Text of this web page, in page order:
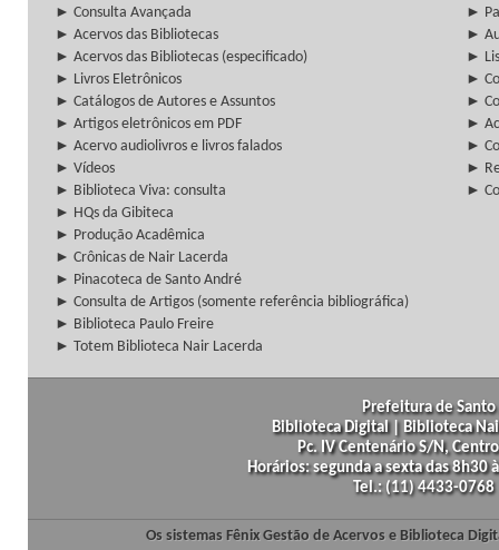
► Consulta Avançada
►
► Acervos das Bibliotecas
►
► Acervos das Bibliotecas (especificado)
►
► Livros Eletrônicos
►
► Catálogos de Autores e Assuntos
►
► Artigos eletrônicos em PDF
►
► Acervo audiolivros e livros falados
►
► Vídeos
►
► Biblioteca Viva: consulta
►
► HQs da Gibiteca
► Produção Acadêmica
► Crônicas de Nair Lacerda
► Pinacoteca de Santo André
► Consulta de Artigos (somente referência bibliográfica)
► Biblioteca Paulo Freire
► Totem Biblioteca Nair Lacerda
Prefeitura de
Biblioteca Digital | Biblioteca
Pc. IV Centenário S/N,
Horários: segunda a sexta das
Tel.: (11) 4433-
Os sistemas Fênix Gestão de Acervos e Biblioteca